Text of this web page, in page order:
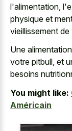
l'alimentation,
physique et
vieillissement
Une
votre pitbull, et
besoins
You might like:
Américain